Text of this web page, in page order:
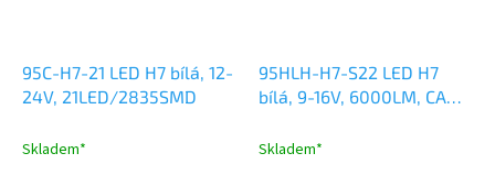
95C-H7-21 LED H7 bílá, 12-
24V, 21LED/2835SMD
Skladem*
95HLH-H7-S22 LED H7
bílá, 9-16V, 6000LM, CAN-
Skladem*